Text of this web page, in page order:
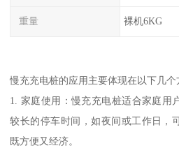
重量 裸机6KG
慢充充电桩的应用主要体现在以下几个
1. 家庭使用：慢充充电桩适合家庭用
较长的停车时间，如夜间或工作日，
既方便又经济。